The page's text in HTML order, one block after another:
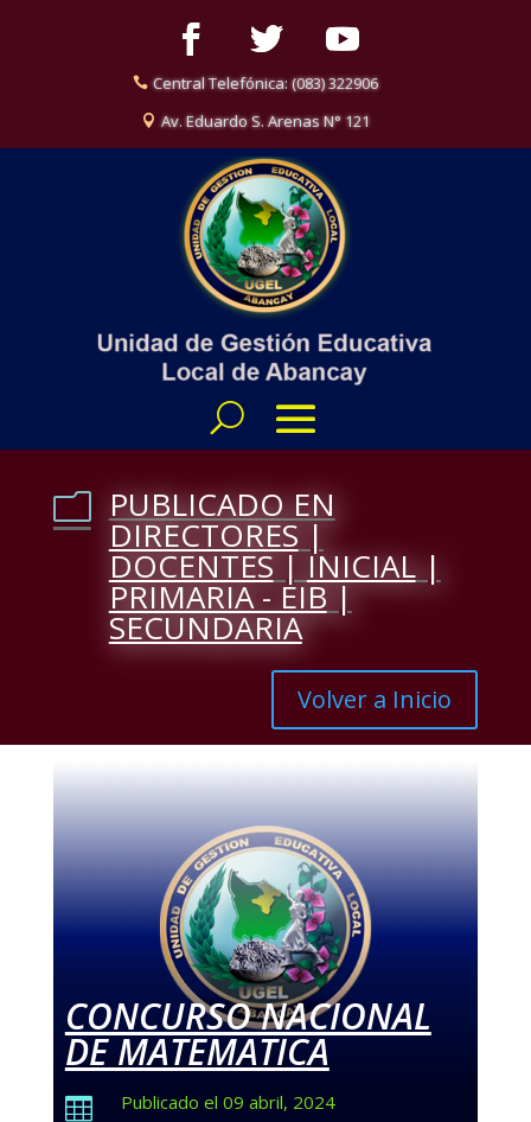
Central Telefónica: (083) 322906
Av. Eduardo S. Arenas N° 121
m PUBLICADO EN
DIRECTORES|
DOCENTES|INICIAL|
PRIMARIA - EIB|
SECUNDARIA
Volver a Inicio
CONCURSO NACIONAL
DE MATEMATICA
 Publicado el 09 abril, 2024